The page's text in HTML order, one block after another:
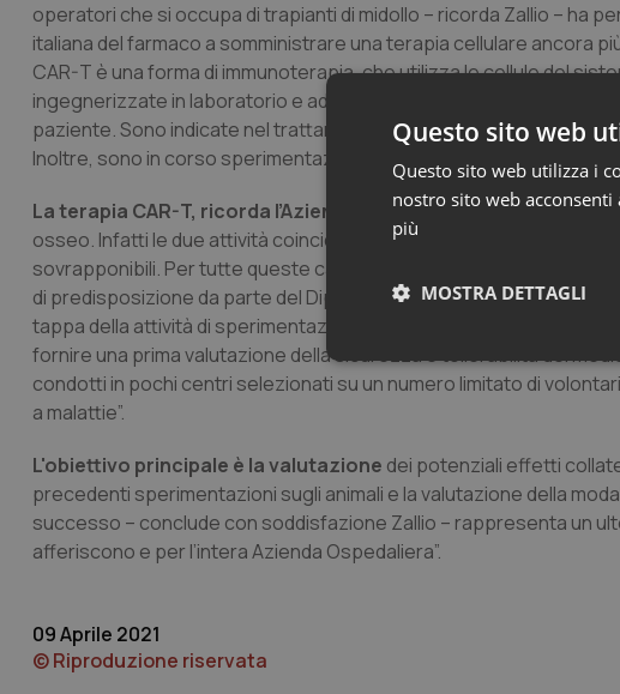
operatori che si occupa di trapianti di midollo – ricorda Zallio – ha
italiana del farmaco a somministrare una terapia cellulare ancora
CAR-T è una forma di immunoterapia, che utilizza le cellule del
ingegnerizzate in laboratorio e addestrate a riconoscere e
paziente. Sono indicate nel trattamento dei linfomi avanzati e
Inoltre, sono in corso sperimentazioni in altre patologie come il
La terapia CAR-T, ricorda l’Azienda ospedaliera, “attualmente
osseo. Infatti le due attività coincidono, in quanto i requisiti
sovrapponibili. Per tutte queste caratteristiche l’Ematologia è
di predisposizione da parte del Dipartimento Attività Integrate
tappa della attività di sperimentazione clinica, che vede l’inizio
fornire una prima valutazione della sicurezza e tollerabilità del
condotti in pochi centri selezionati su un numero limitato di
a malattie”.
L'obiettivo principale è la valutazione dei potenziali effetti
precedenti sperimentazioni sugli animali e la valutazione della
successo – conclude con soddisfazione Zallio – rappresenta un
afferiscono e per l’intera Azienda Ospedaliera”.
09 Aprile 2021
© Riproduzione riservata
Questo sito web
Questo sito web utilizza i
nostro sito web
più
MOSTRA DETTAGLI
Necessari